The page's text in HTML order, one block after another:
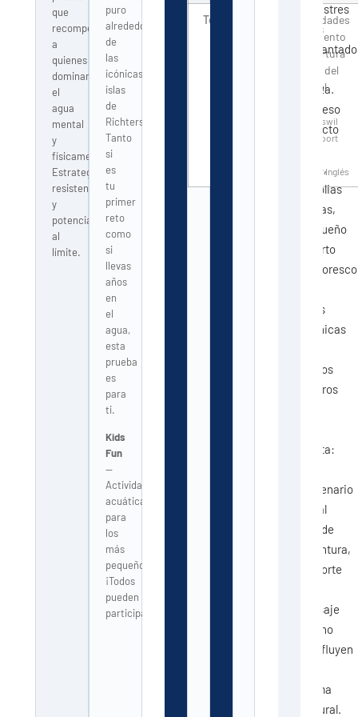
que
recompensa
a
quienes
dominan
el
agua
mental
y
físicamente.
Estrategia,
resistencia
y
potencia
al
límite.
puro
alrededor
de
las
icónicas
islas
de
Richterswil.
Tanto
si
es
tu
primer
reto
como
si
llevas
años
en
el
agua,
esta
prueba
es
para
ti.
Kids
Fun
—
Actividad
acuática
para
los
más
pequeños.
¡Todos
pueden
participar!
Todo el día
Actividades
pre-evento
— Apertura
oficial del
festival
Rapperswil
Watersport
Idioma: Inglés
lacustres
más
Suiza.
Acceso
directo
lago,
amplias
vistas,
pequeño
puerto
pintoresco
islas
icónicas
pocos
metros
costa:
escenario
ideal
donde
aventura,
deporte
paisaje
alpino
confluyen
forma
natural.